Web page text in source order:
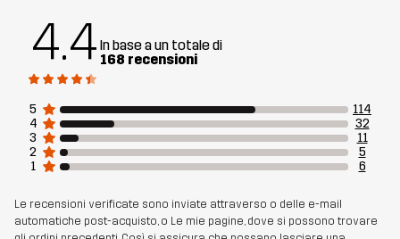
4.4 In base a un totale di
168 recensioni
5
114
4
32
3
11
2
5
1
6
Le recensioni verificate sono inviate attraverso o delle e-mail
automatiche post-acquisto, o Le mie pagine, dove si possono trovare